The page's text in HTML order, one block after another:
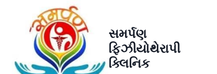
સમર્પણ
ફિઝીયોથેરાપી
ક્લિનિક